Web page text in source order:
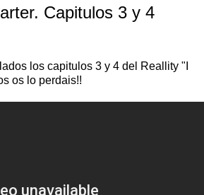
Capitulos 3 y 4
los capitulos 3 y 4 del Reallity "I
os lo perdais!!